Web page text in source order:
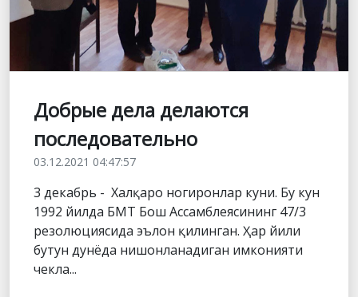
Добрые дела делаются
последовательно
03.12.2021 04:47:57
3 декабрь - Халқаро ногиронлар куни. Бу кун
1992 йилда БМТ Бош Ассамблеясининг 47/3
резолюциясида эълон қилинган. Ҳар йили
бутун дунёда нишонланадиган имконияти
чекла...